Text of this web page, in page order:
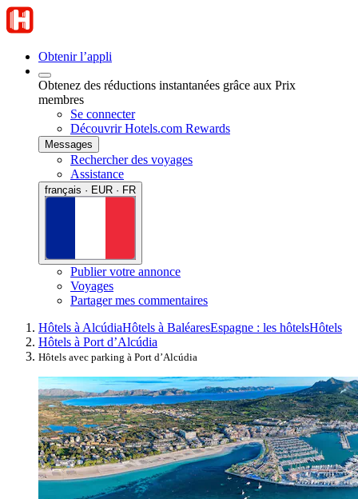
Obtenir l’appli
Obtenez des réductions instantanées grâce aux Prix
membres
Se connecter
Découvrir Hotels.com Rewards
Messages
Rechercher des voyages
Assistance
français · EUR · FR
Publier votre annonce
Voyages
Partager mes commentaires
Hôtels à AlcúdiaHôtels à BaléaresEspagne : les hôtelsHôtels
Hôtels à Port d’Alcúdia
Hôtels avec parking à Port d’Alcúdia